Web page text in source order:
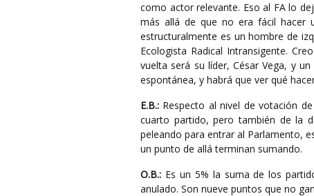
como actor relevante. Eso al FA lo
más allá de que no era fácil hacer
estructuralmente es un hombre de
Ecologista Radical Intransigente.
vuelta será su líder, César Vega, y
espontánea, y habrá que ver qué
E.B.: Respecto al nivel de votación
cuarto partido, pero también de la
peleando para entrar al Parlamento,
un punto de allá terminan sumando.
O.B.: Es un 5% la suma de los
anulado. Son nueve puntos que no